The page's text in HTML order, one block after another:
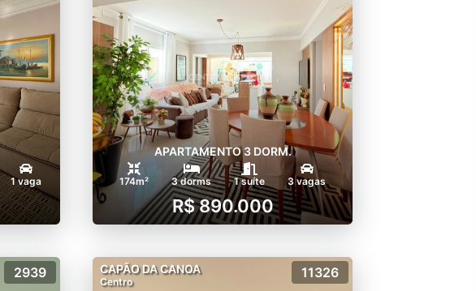
1 vaga
APARTAMENTO 3 DORM.
174m² 3 dorms 1 suíte 3 vagas
R$ 890.000
2939 CAPÃO DA CANOA
Centro
11326